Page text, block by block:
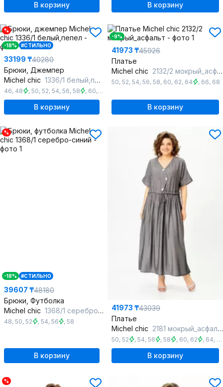
В корзину В корзину
%
-18% #СТИЛЬНО
33199 ₸40280
Брюки, Джемпер
Michel chic 1336/1 белый,пепел
46, 48 , 50, 52, 54, 56, 58 , 60, 62
В корзину
-9%
41973 ₸45926
Платье
Michel chic 2132/2 мокрый_асфальт
50, 52, 54, 56, 58, 60, 62, 64 , 66, 68
В корзину
%
-18% #СТИЛЬНО
39607 ₸48180
Брюки, Футболка
Michel chic 1368/1 серебро-синий
48, 50, 52 , 54, 56 , 58
В корзину
41973 ₸43039
Платье
Michel chic 2181 мокрый_асфальт
50, 52 , 54, 56 , 58 , 60, 62 , 64,
В корзину
%